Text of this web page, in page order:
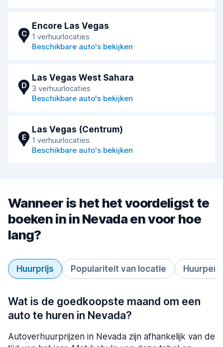
C
Encore Las Vegas
1 verhuurlocaties
Beschikbare auto's bekijken
D
Las Vegas West Sahara
3 verhuurlocaties
Beschikbare auto's bekijken
E
Las Vegas (Centrum)
1 verhuurlocaties
Beschikbare auto's bekijken
Wanneer is het het voordeligst te
boeken in in Nevada en voor hoe
lang?
Huurprijs Populariteit van locatie
Wat is de goedkoopste maand om een
auto te huren in Nevada?
Autoverhuurprijzen in Nevada zijn afhankelijk van de